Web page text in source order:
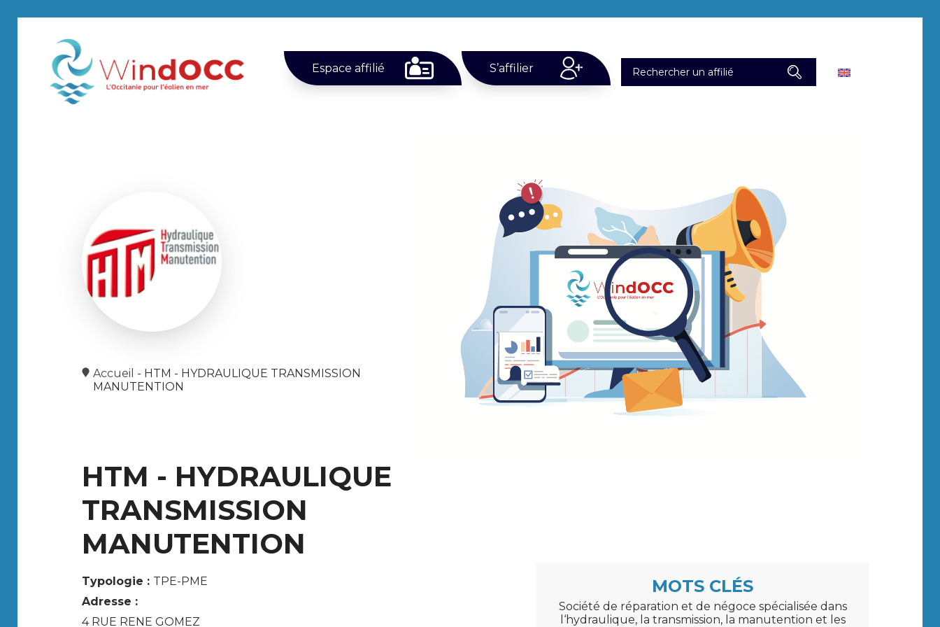
Espace affilié S’affilier
Accueil - HTM - HYDRAULIQUE TRANSMISSION
MANUTENTION
HTM - HYDRAULIQUE
TRANSMISSION
MANUTENTION
Typologie : TPE-PME
Adresse :
4 RUE RENE GOMEZ
MOTS CLÉS
Société de réparation et de négoce spécialisée dans
l‘hydraulique, la transmission, la manutention et les